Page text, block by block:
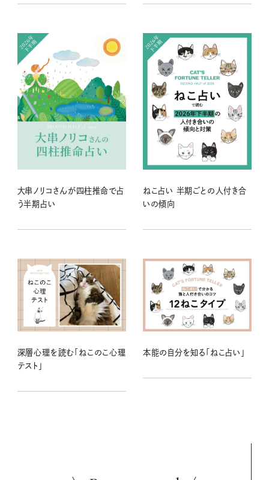
大串ノリコさんが四柱推命で占
う半期占い
ねこ占い 半期ごとの人付き合
いの傾向
深層心理を読む「ねこのこ心理
テスト」
本能の自分を知る「ねこ占い」